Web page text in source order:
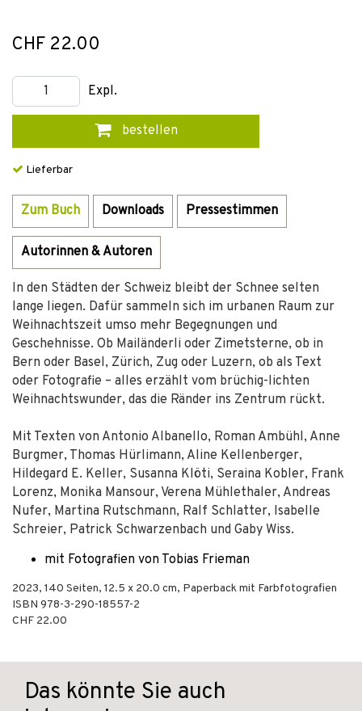
CHF 22.00
Expl.
bestellen
Lieferbar
Zum Buch Downloads Pressestimmen
Autorinnen & Autoren
In den Städten der Schweiz bleibt der Schnee selten
lange liegen. Dafür sammeln sich im urbanen Raum zur
Weihnachtszeit umso mehr Begegnungen und
Geschehnisse. Ob Mailänderli oder Zimetsterne, ob in
Bern oder Basel, Zürich, Zug oder Luzern, ob als Text
oder Fotografie – alles erzählt vom brüchig-lichten
Weihnachtswunder, das die Ränder ins Zentrum rückt.
Mit Texten von Antonio Albanello, Roman Ambühl, Anne
Burgmer, Thomas Hürlimann, Aline Kellenberger,
Hildegard E. Keller, Susanna Klöti, Seraina Kobler, Frank
Lorenz, Monika Mansour, Verena Mühlethaler, Andreas
Nufer, Martina Rutschmann, Ralf Schlatter, Isabelle
Schreier, Patrick Schwarzenbach und Gaby Wiss.
mit Fotografien von Tobias Frieman
2023, 140 Seiten, 12.5 x 20.0 cm, Paperback mit Farbfotografien
ISBN 978-3-290-18557-2
CHF 22.00
Das könnte Sie auch